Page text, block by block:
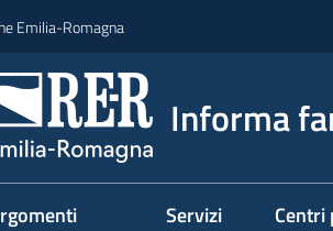
Emilia-Romagna
Informa
Servizi Centri